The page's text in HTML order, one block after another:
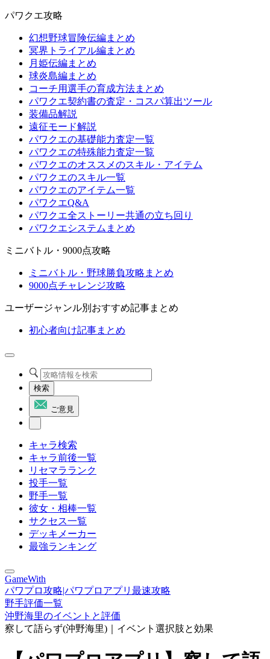
パワクエ攻略
幻想野球冒険伝編まとめ
冥界トライアル編まとめ
月姫伝編まとめ
球炎島編まとめ
コーチ用選手の育成方法まとめ
パワクエ契約書の査定・コスパ算出ツール
装備品解説
遠征モード解説
パワクエの基礎能力査定一覧
パワクエの特殊能力査定一覧
パワクエのオススメのスキル・アイテム
パワクエのスキル一覧
パワクエのアイテム一覧
パワクエQ&A
パワクエ全ストーリー共通の立ち回り
パワクエシステムまとめ
ミニバトル・9000点攻略
ミニバトル・野球勝負攻略まとめ
9000点チャレンジ攻略
ユーザージャンル別おすすめ記事まとめ
初心者向け記事まとめ
検索
ご意見
キャラ検索
キャラ前後一覧
リセマラランク
投手一覧
野手一覧
彼女・相棒一覧
サクセス一覧
デッキメーカー
最強ランキング
GameWith
パワプロ攻略|パワプロアプリ最速攻略
野手評価一覧
沖野海里のイベントと評価
察して語らず(沖野海里)｜イベント選択肢と効果